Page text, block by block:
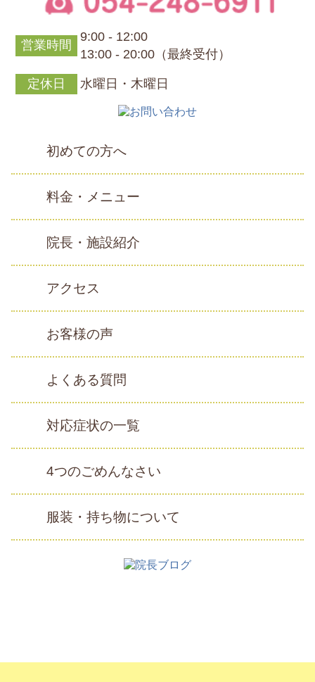
営業時間
9:00 - 12:00
13:00 - 20:00（最終受付）
定休日 水曜日・木曜日
初めての方へ
料金・メニュー
院長・施設紹介
アクセス
お客様の声
よくある質問
対応症状の一覧
4つのごめんなさい
服装・持ち物について